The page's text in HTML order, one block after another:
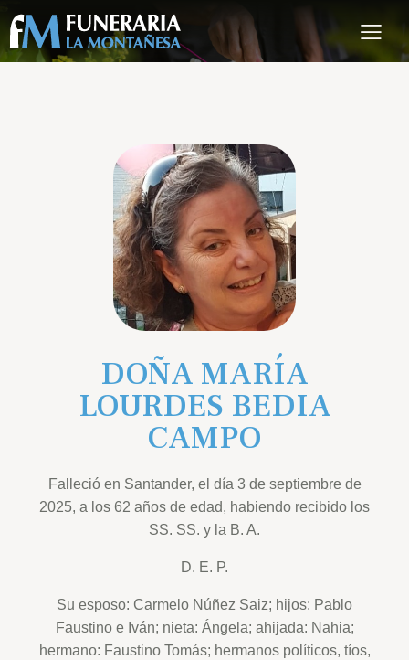
DOÑA MARÍA
LOURDES BEDIA
CAMPO
Falleció en Santander, el día 3 de septiembre de
2025, a los 62 años de edad, habiendo recibido los
SS. SS. y la B. A.
D. E. P.
Su esposo: Carmelo Núñez Saiz; hijos: Pablo
Faustino e Iván; nieta: Ángela; ahijada: Nahia;
hermano: Faustino Tomás; hermanos políticos, tíos,